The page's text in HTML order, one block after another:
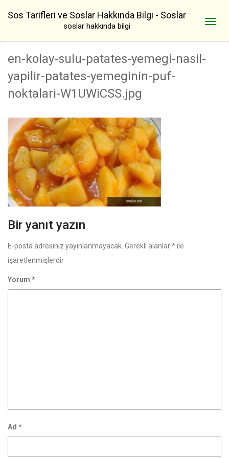
Sos Tarifleri ve Soslar Hakkında Bilgi - Soslar
soslar hakkında bilgi
en-kolay-sulu-patates-yemegi-nasil-
yapilir-patates-yemeginin-puf-
noktalari-W1UWiCSS.jpg
Bir yanıt yazın
E-posta adresiniz yayınlanmayacak. Gerekli alanlar*ile
işaretlenmişlerdir
Yorum *
Ad *